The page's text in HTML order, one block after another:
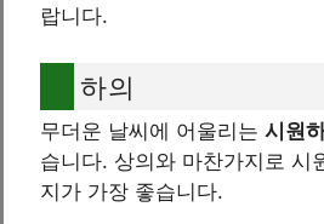
랍니다.
하의
무더운 날씨에 어울리는 시원
습니다. 상의와 마찬가지로 시
지가 가장 좋습니다.